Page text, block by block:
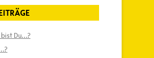
bist Du…?